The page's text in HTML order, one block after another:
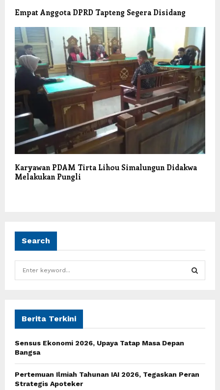
Empat Anggota DPRD Tapteng Segera Disidang
Karyawan PDAM Tirta Lihou Simalungun Didakwa
Melakukan Pungli
Search
f
r
Berita Terkini
Sensus Ekonomi 2026, Upaya Tatap Masa Depan
Bangsa
Pertemuan Ilmiah Tahunan IAI 2026, Tegaskan Peran
Strategis Apoteker